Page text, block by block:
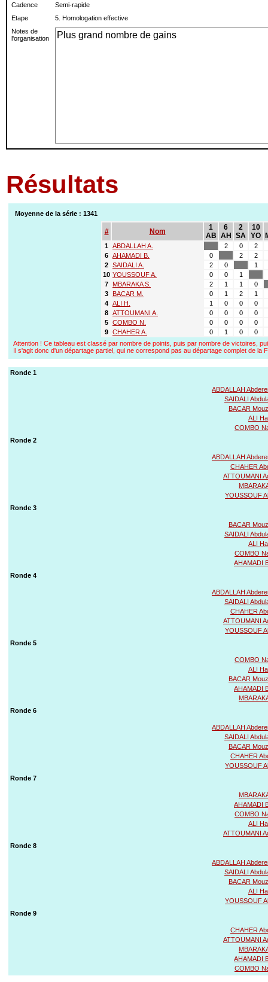
Cadence
Semi-rapide
Etape
5. Homologation effective
Notes de
l'organisation
Résultats
Moyenne de la série : 1341
# Nom
1
AB
6
AH
2
SA
10
YO
1 ABDALLAH A. 2 0
2
6 AHAMADI B. 0 2
2
2 SAIDALI A. 2 0
1
10 YOUSSOUF A. 0 0
1
7
MBARAKA S. 2 1 1
0
3
BACAR M. 0 1 2
1
4 ALI H. 1 0 0
0
8 ATTOUMANI A. 0 0 0
0
5 COMBO N. 0 0 0
0
9 CHAHER A. 0 1 0
0
Attention ! Ce tableau est classé par nombre de points, puis par nombre de victoires,
Il s'agit donc d'un départage partiel, qui ne correspond pas au départage complet de la
Ronde 1
ABDALLAH
SAIDALI
BACAR
ALI
COMBO
Ronde 2
ABDALLAH
CHAHER
ATTOUMANI
YOUSSOUF
Ronde 3
BACAR
SAIDALI
ALI
COMBO
AHAMADI
Ronde 4
ABDALLAH
SAIDALI
CHAHER
ATTOUMANI
YOUSSOUF
Ronde 5
COMBO
ALI
BACAR
AHAMADI
Ronde 6
ABDALLAH
SAIDALI
BACAR
CHAHER
YOUSSOUF
Ronde 7
AHAMADI
COMBO
ALI
ATTOUMANI
Ronde 8
ABDALLAH
SAIDALI
BACAR
ALI
YOUSSOUF
Ronde 9
CHAHER
ATTOUMANI
AHAMADI
COMBO